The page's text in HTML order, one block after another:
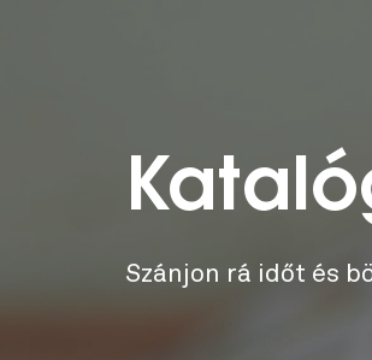
Szánjon rá időt és